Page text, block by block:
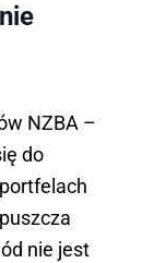
NZBA –
do
nie jest